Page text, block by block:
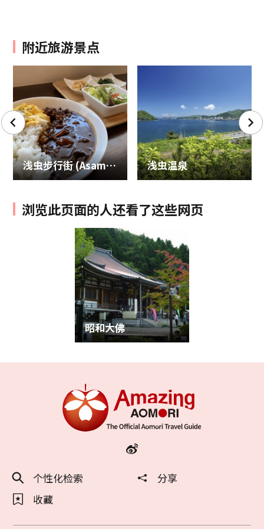
附近旅游景点
浅虫步行街 (Asamushi Corridor) 浅虫温泉
浏览此页面的人还看了这些网页
昭和大佛
个性化检索
分享
收藏